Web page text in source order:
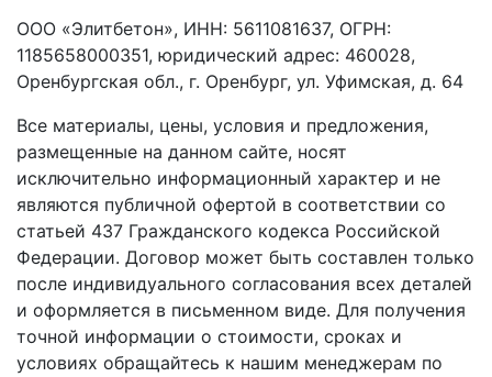
ООО «Элитбетон», ИНН: 5611081637, ОГРН:
1185658000351, юридический адрес: 460028,
Оренбургская обл., г. Оренбург, ул. Уфимская, д. 64
Все материалы, цены, условия и предложения,
размещенные на данном сайте, носят
исключительно информационный характер и не
являются публичной офертой в соответствии со
статьей 437 Гражданского кодекса Российской
Федерации. Договор может быть составлен только
после индивидуального согласования всех деталей
и оформляется в письменном виде. Для получения
точной информации о стоимости, сроках и
условиях обращайтесь к нашим менеджерам по